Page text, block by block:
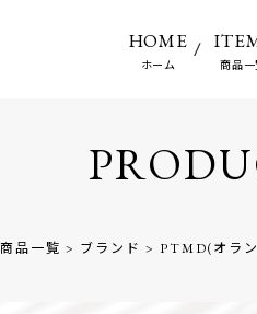
HOME
ホーム 商品一
商品一覧 > ブランド > PTMD(オラ